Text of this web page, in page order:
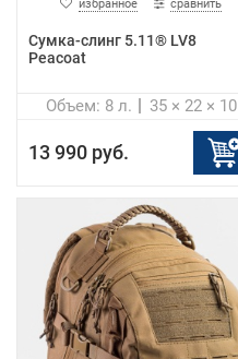
избранное сравнить
Сумка-слинг 5.11® LV8
Peacoat
35 × 22 × 10
Объем: 8 л.
13 990 руб.